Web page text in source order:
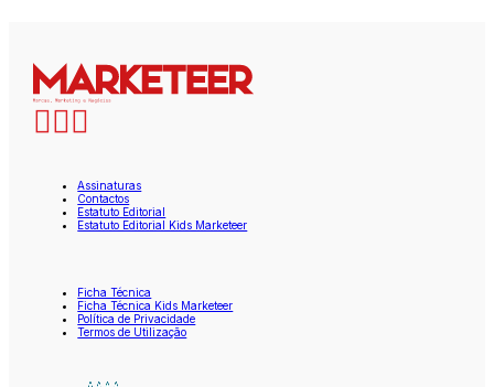
Assinaturas
Contactos
Estatuto Editorial
Estatuto Editorial Kids Marketeer
Ficha Técnica
Ficha Técnica Kids Marketeer
Política de Privacidade
Termos de Utilização